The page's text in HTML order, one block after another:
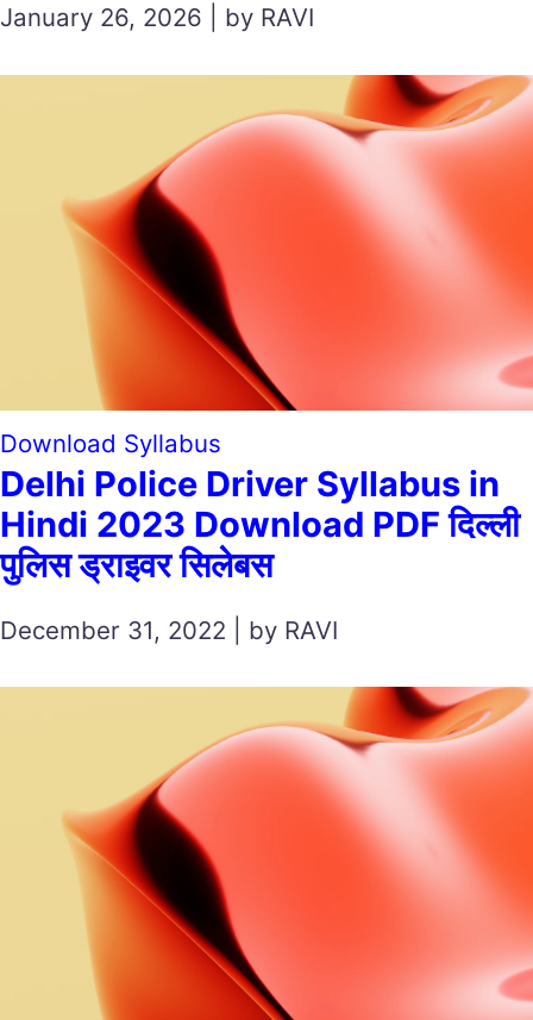
January 26, 2026 | by RAVI
Download Syllabus
Delhi Police Driver Syllabus in
Hindi 2023 Download PDF दिल्ली
पुलिस ड्राइवर सिलेबस
December 31, 2022 | by RAVI